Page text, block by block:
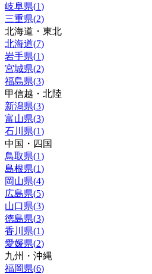
岐阜県(1)
三重県(2)
北海道・東北
北海道(7)
岩手県(1)
宮城県(2)
福島県(3)
甲信越・北陸
新潟県(3)
富山県(3)
石川県(1)
中国・四国
鳥取県(1)
島根県(1)
岡山県(4)
広島県(5)
山口県(3)
徳島県(3)
香川県(1)
愛媛県(2)
九州・沖縄
福岡県(6)